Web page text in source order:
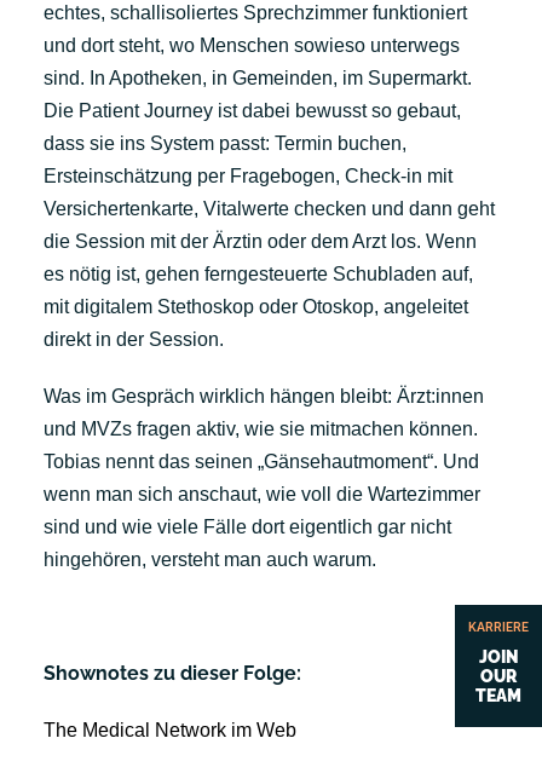
echtes, schallisoliertes Sprechzimmer funktioniert
und dort steht, wo Menschen sowieso unterwegs
sind. In Apotheken, in Gemeinden, im Supermarkt.
Die Patient Journey ist dabei bewusst so gebaut,
dass sie ins System passt: Termin buchen,
Ersteinschätzung per Fragebogen, Check-in mit
Versichertenkarte, Vitalwerte checken und dann geht
die Session mit der Ärztin oder dem Arzt los. Wenn
es nötig ist, gehen ferngesteuerte Schubladen auf,
mit digitalem Stethoskop oder Otoskop, angeleitet
direkt in der Session.
Was im Gespräch wirklich hängen bleibt: Ärzt:innen
und MVZs fragen aktiv, wie sie mitmachen können.
Tobias nennt das seinen „Gänsehautmoment“. Und
wenn man sich anschaut, wie voll die Wartezimmer
sind und wie viele Fälle dort eigentlich gar nicht
hingehören, versteht man auch warum.
Shownotes zu dieser Folge:
The Medical Network im Web
KARRIERE
JOIN
OUR
TEAM